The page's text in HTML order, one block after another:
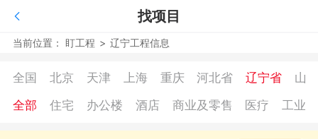
找项目
当前位置： 盯工程 > 辽宁工程信息
全国 北京 天津 上海 重庆 河北省 辽宁省
山
全部
住宅 办公楼 酒店 商业及零售 医疗 工业